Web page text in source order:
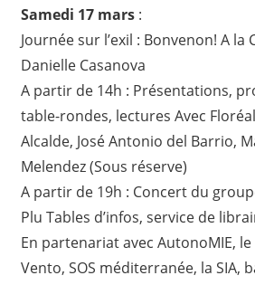
Samedi 17 mars:
Journée sur l’exil : Bonvenon! A la
Danielle Casanova
A partir de 14h : Présentations,
table-rondes, lectures Avec
Alcalde, José Antonio del Barrio,
Melendez (Sous réserve)
A partir de 19h : Concert du
Plu Tables d’infos, service de
En partenariat avec AutonoMIE, le
Vento, SOS méditerranée, la SIA,